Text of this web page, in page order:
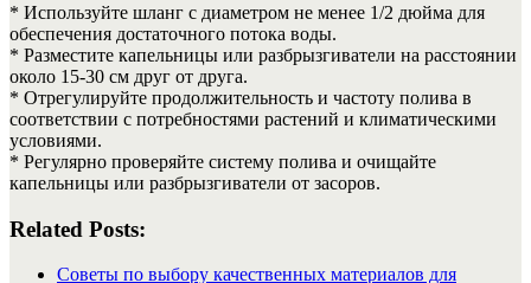
* Используйте шланг с диаметром не менее 1/2 дюйма для
обеспечения достаточного потока воды.
* Разместите капельницы или разбрызгиватели на расстоянии
около 15-30 см друг от друга.
* Отрегулируйте продолжительность и частоту полива в
соответствии с потребностями растений и климатическими
условиями.
* Регулярно проверяйте систему полива и очищайте
капельницы или разбрызгиватели от засоров.
Related Posts:
Советы по выбору качественных материалов для